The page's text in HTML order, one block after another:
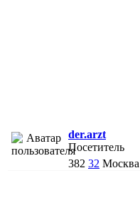
der.arzt
Посетитель
382 32 Москва